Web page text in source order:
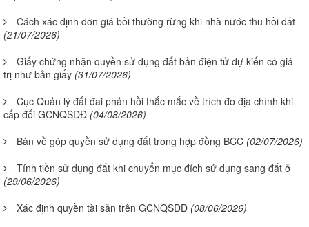
Cách xác định đơn giá bồi thường rừng khi nhà nước thu hồi đất
(21/07/2026)
Giấy chứng nhận quyền sử dụng đất bản điện tử dự kiến có giá
trị như bản giấy (31/07/2026)
Cục Quản lý đất đai phản hồi thắc mắc về trích đo địa chính khi
cấp đổi GCNQSDĐ (04/08/2026)
Bàn về góp quyền sử dụng đất trong hợp đồng BCC (02/07/2026)
Tính tiền sử dụng đất khi chuyển mục đích sử dụng sang đất ở
(29/06/2026)
Xác định quyền tài sản trên GCNQSDĐ (08/06/2026)